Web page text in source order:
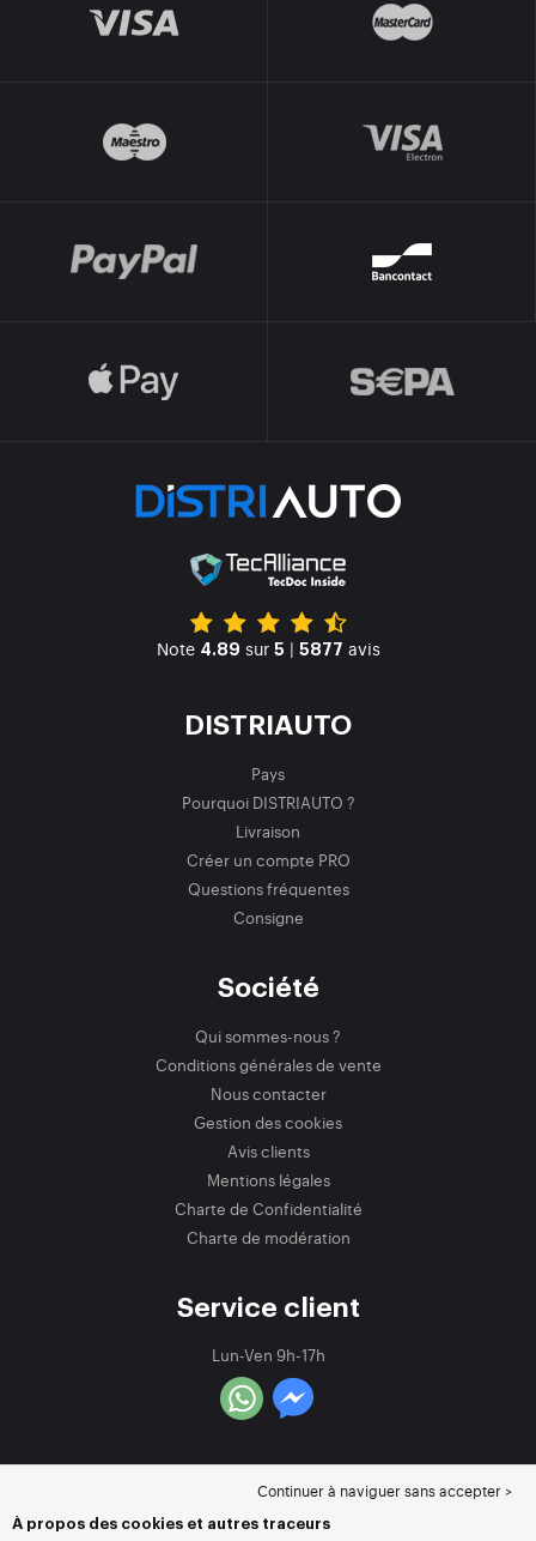
Note 4.89 sur 5 | 5877 avis
DISTRIAUTO
Pays
Pourquoi DISTRIAUTO ?
Livraison
Créer un compte PRO
Questions fréquentes
Consigne
Société
Qui sommes-nous ?
Conditions générales de vente
Nous contacter
Gestion des cookies
Avis clients
Mentions légales
Charte de Confidentialité
Charte de modération
Service client
Lun-Ven 9h-17h
Continuer à naviguer sans accepter >
À propos des cookies et autres traceurs